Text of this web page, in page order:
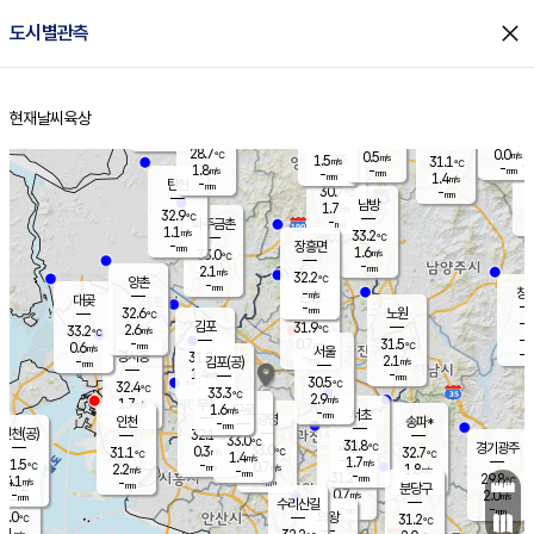
도시별관측 close
홈
현재날씨 육상
의도
℃
양주
30.7℃
1.7
-mm
과천
31.2℃
0.7m/s
- mm
경기광주
29.8℃
2.0m/s
-mm
경서동
32.4℃
1.7 m/s
-mm
파주금촌
33.0℃
2.1 m/s
-mm
31.1℃
1.4m/s
-mm
대곶
33.2℃
0.6m/s
-mm
창
-
-m/
-
탄현
32.9℃
1.1 m/s
-mm
0.0m/s
-mm
의왕
김포
31.8℃
1.4 m/s
mm
광명
33.0
℃
0.7 m/s
-mm
부천
32.1℃
0.3m/s
-mm
양촌
32.6℃
2.6m/s
-mm
구로
33.0℃
1.4m/s
-mm
은평
31.9℃
0.7 m/s
- mm
노원
31.5℃
2.1 m/s
-mm
송파*
32.7℃
1.8m/s
-mm
서초
31.8℃
1.7m/s
-mm
남방
33.2℃
1.6m/s
-mm
수리산길
분당구
31.2℃
장흥면
32.2℃
-m/s
-mm
1.5m/s
-mm
인천(공)
31.5℃
4.1 m/s
-mm
김포(공)
33.3℃
1.6m/s
-mm
인천
31.1℃
2.2m/s
-mm
서울
30.5℃
2.9m/s
-mm
28.7℃
1.8m/s
-mm
0.5m/s
-mm